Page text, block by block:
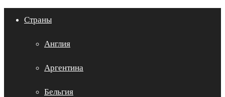
Страны
Англия
Аргентина
Бельгия